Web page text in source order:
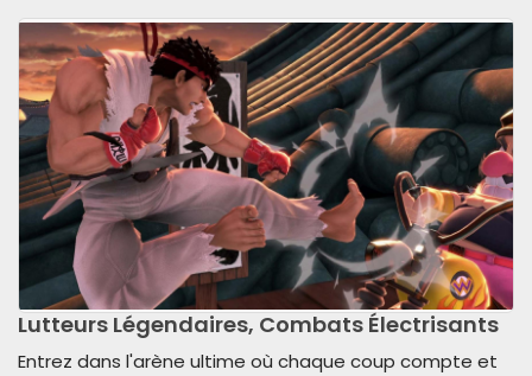
Lutteurs Légendaires, Combats Électrisants
Entrez dans l'arène ultime où chaque coup compte et